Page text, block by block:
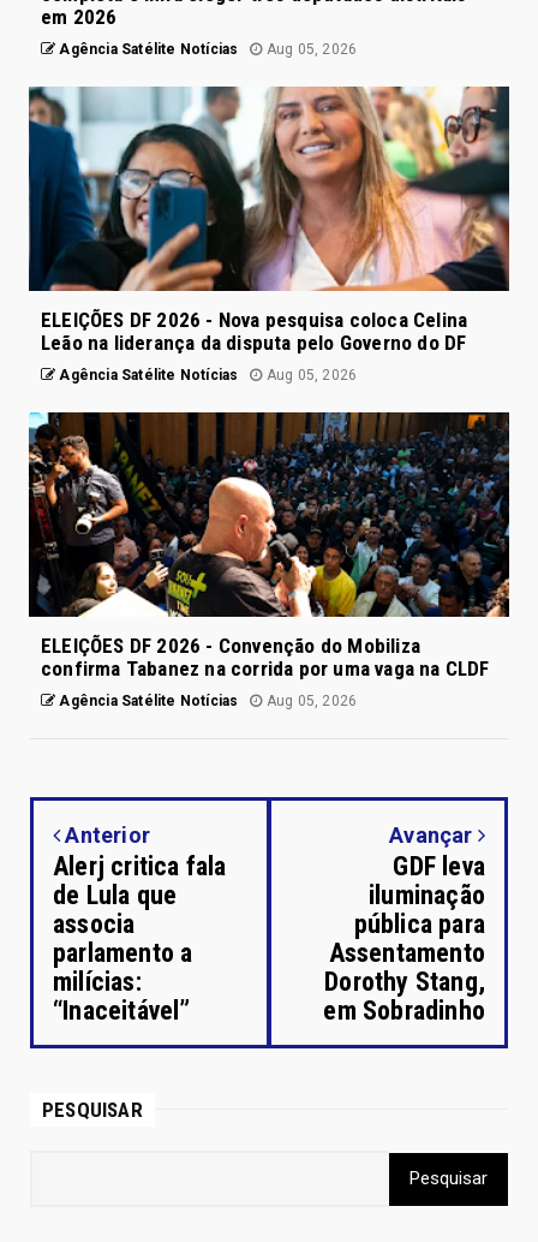
em 2026
Agência Satélite Notícias Aug 05, 2026
ELEIÇÕES DF 2026 - Nova pesquisa coloca Celina
Leão na liderança da disputa pelo Governo do DF
Agência Satélite Notícias Aug 05, 2026
ELEIÇÕES DF 2026 - Convenção do Mobiliza
confirma Tabanez na corrida por uma vaga na CLDF
Agência Satélite Notícias Aug 05, 2026
Anterior
Alerj critica fala
de Lula que
associa
parlamento a
milícias:
“Inaceitável”
Avançar
GDF leva
iluminação
pública para
Assentamento
Dorothy Stang,
em Sobradinho
PESQUISAR